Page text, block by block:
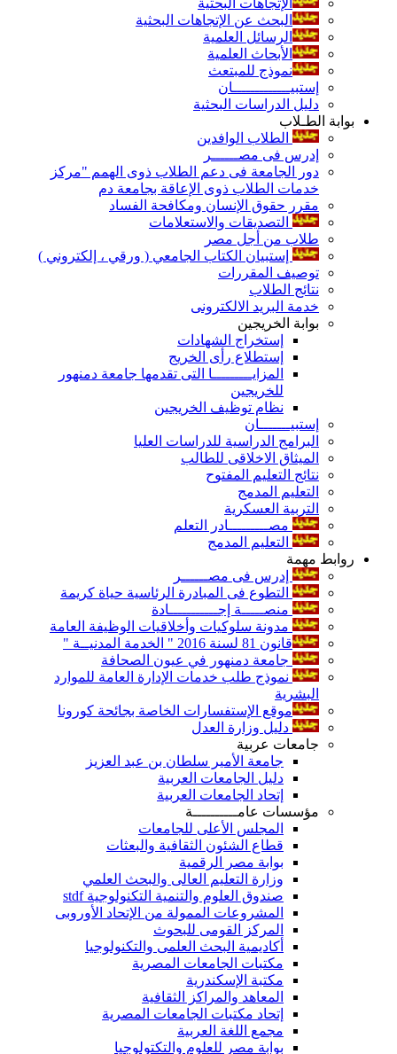
البحث عن الإتجاهات البحثية
الرسائل العلمية
الأبحاث العلمية
نموذج للمبتعث
إستبيـــــــــــــان
دليل الدراسات البحثية
بوابة الطـلاب
الطلاب الوافدين
إدرس فى مصــــــر
دور الجامعة فى دعم الطلاب ذوى الهمم "مركز
خدمات الطلاب ذوى الإعاقة بجامعة دم
مقرر حقوق الإنسان ومكافحة الفساد
التصديقات والاستعلامات
طلاب من أجل مصر
إستبيان الكتاب الجامعي ( ورقي ، إلكتروني )
توصيف المقررات
نتائج الطلاب
خدمة البريد الالكترونى
بوابة الخريجين
إستخراج الشهادات
إستطلاع رأى الخريج
المزايـــــــــا التى تقدمها جامعة دمنهور
للخريجين
نظام توظيف الخريجين
إستبيـــــــان
البرامج الدراسية للدراسات العليا
الميثاق الاخلاقى للطالب
نتائج التعليم المفتوح
التعليم المدمج
التربية العسكرية
مصـــــــــادر التعلم
التعليم المدمج
روابط مهمة
إدرس فى مصــــــر
التطوع فى المبادرة الرئاسية حياة كريمة
منصـــــة إجـــــــــــادة
مدونة سلوكيات وأخلاقيات الوظيفة العامة
قانون 81 لسنة 2016 " الخدمة المدنيــة "
جامعة دمنهور في عيون الصحافة
نموذج طلب خدمات الإدارة العامة للموارد
البشرية
موقع الإستفسارات الخاصة بجائحة كورونا
دليل وزارة العدل
جامعات عربية
جامعة الأمير سلطان بن عبد العزيز
دليل الجامعات العربية
إتحاد الجامعات العربية
مؤسسات عامــــــــــة
المجلس الأعلى للجامعات
قطاع الشئون الثقافية والبعثات
بوابة مصر الرقمية
وزارة التعليم العالى والبحث العلمي
صندوق العلوم والتنمية التكنولوجية stdf
المشروعات الممولة من الإتحاد الأوروبى
المركز القومى للبحوث
أكاديمية البحث العلمى والتكنولوجيا
مكتبات الجامعات المصرية
مكتبة الإسكندرية
المعاهد والمراكز الثقافية
إتحاد مكتبات الجامعات المصرية
مجمع اللغة العربية
بوابة مصر للعلوم والتكتولوجيا